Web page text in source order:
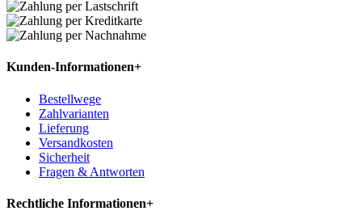
Kunden-Informationen+
Bestellwege
Zahlvarianten
Lieferung
Versandkosten
Sicherheit
Fragen & Antworten
Rechtliche Informationen+